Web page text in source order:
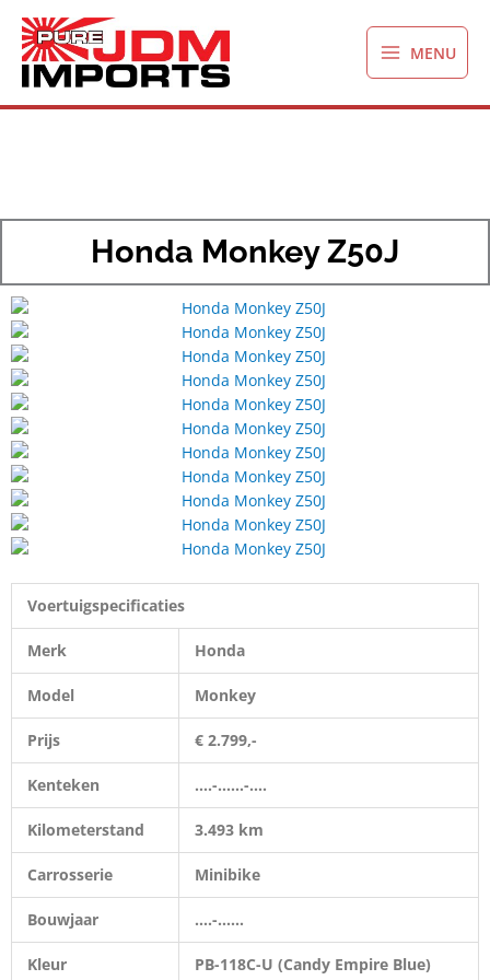
naar
inhoud
MENU
Honda Monkey Z50J
Voertuigspecificaties
Merk Honda
Model Monkey
Prijs € 2.799,-
Kenteken ….-……-….
Kilometerstand 3.493 km
Carrosserie Minibike
Bouwjaar ….-……
Kleur PB-118C-U (Candy Empire Blue)